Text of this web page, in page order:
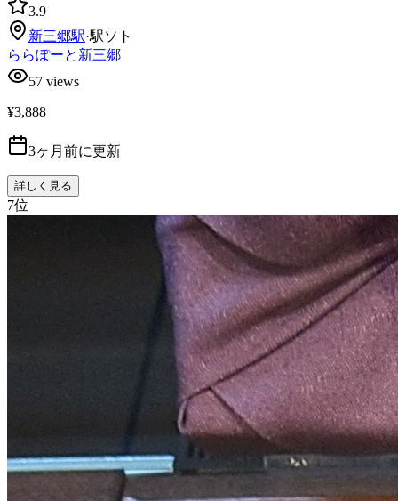
3.9
新三郷駅·駅ソト
ららぽーと新三郷
57 views
¥3,888
3ヶ月前に更新
詳しく見る
7位